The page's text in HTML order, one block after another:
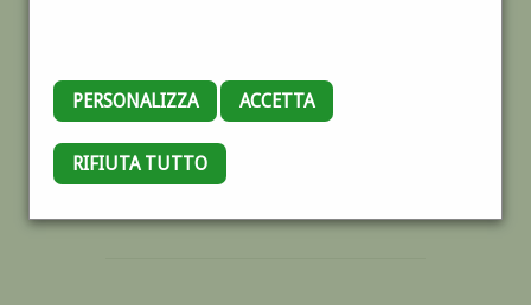
PERSONALIZZA ACCETTA
RIFIUTA TUTTO